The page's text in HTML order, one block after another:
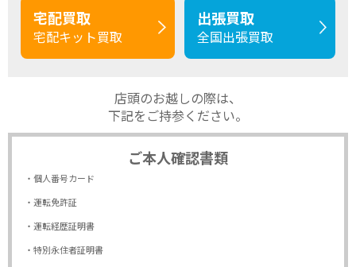
宅配買取
宅配キット買取
出張買取
全国出張買取
店頭のお越しの際は、
下記をご持参ください。
ご本人確認書類
・個人番号カード
・運転免許証
・運転経歴証明書
・特別永住者証明書